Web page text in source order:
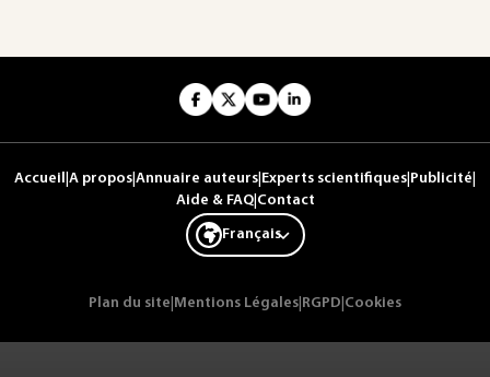
Accueil A propos Annuaire auteurs Experts scientifiques Publicité
Aide & FAQ| Contact
Français
Plan du site Mentions Légales RGPD Cookies